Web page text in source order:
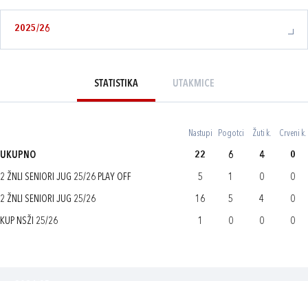
2025/26
STATISTIKA UTAKMICE
Nastupi Pogotci Žuti k. Crveni k.
UKUPNO 22 6 4 0
2 ŽNLI SENIORI JUG 25/26 PLAY OFF 5 1 0 0
2 ŽNLI SENIORI JUG 25/26 16 5 4 0
KUP NSŽI 25/26 1 0 0 0